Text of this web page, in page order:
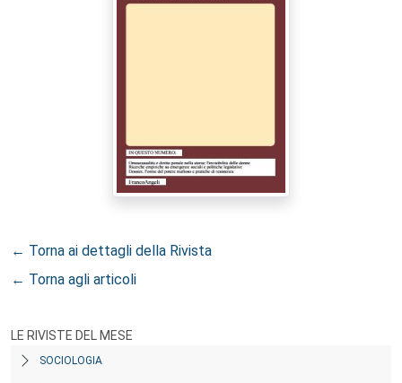
← Torna ai dettagli della Rivista
← Torna agli articoli
LE RIVISTE DEL MESE
SOCIOLOGIA